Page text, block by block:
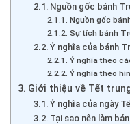
Nguồn gốc bánh
Nguồn gốc
Sự tích bánh
Ý nghĩa của bánh
Ý nghĩa theo
Ý nghĩa theo
Giới thiệu về Tết
Ý nghĩa của ngày
Tại sao nên làm